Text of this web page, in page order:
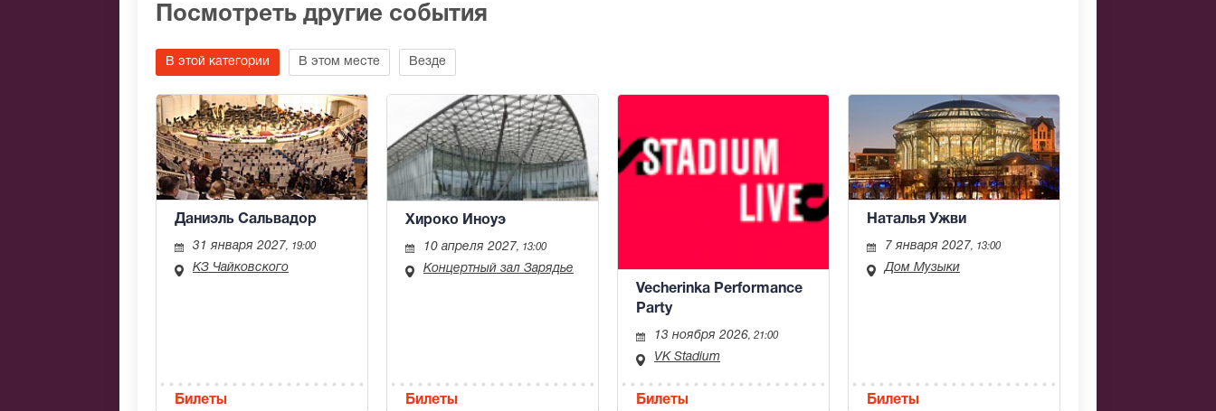
Посмотреть другие события
В этой категории В этом месте Везде
Даниэль Сальвадор
31 января 2027, 19:00
КЗ Чайковского
Билеты
Хироко Иноуэ
10 апреля 2027, 13:00
Концертный зал Зарядье
Билеты
Vecherinka Performance
Party
13 ноября 2026, 21:00
VK Stadium
Билеты
Наталья Ужви
7 января 2027, 13:00
Дом Музыки
Билеты